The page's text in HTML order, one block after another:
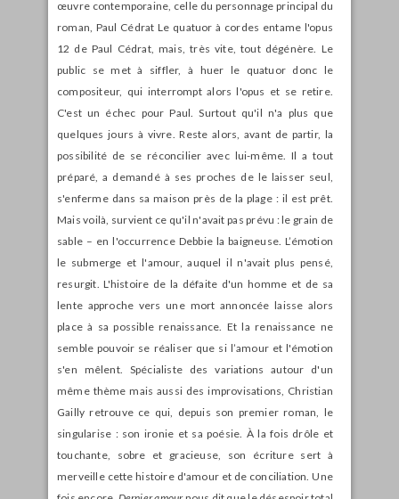
œuvre contemporaine, celle du personnage principal du
roman, Paul Cédrat Le quatuor à cordes entame l'opus
12 de Paul Cédrat, mais, très vite, tout dégénère. Le
public se met à siffler, à huer le quatuor donc le
compositeur, qui interrompt alors l'opus et se retire.
C'est un échec pour Paul. Surtout qu'il n'a plus que
quelques jours à vivre. Reste alors, avant de partir, la
possibilité de se réconcilier avec lui-même. Il a tout
préparé, a demandé à ses proches de le laisser seul,
s'enferme dans sa maison près de la plage : il est prêt.
Mais voilà, survient ce qu'il n'avait pas prévu : le grain de
sable – en l'occurrence Debbie la baigneuse. L’émotion
le submerge et l'amour, auquel il n'avait plus pensé,
resurgit. L'histoire de la défaite d'un homme et de sa
lente approche vers une mort annoncée laisse alors
place à sa possible renaissance. Et la renaissance ne
semble pouvoir se réaliser que si l’amour et l'émotion
s'en mêlent. Spécialiste des variations autour d'un
même thème mais aussi des improvisations, Christian
Gailly retrouve ce qui, depuis son premier roman, le
singularise : son ironie et sa poésie. À la fois drôle et
touchante, sobre et gracieuse, son écriture sert à
merveille cette histoire d'amour et de conciliation. Une